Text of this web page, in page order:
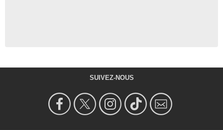
SUIVEZ-NOUS